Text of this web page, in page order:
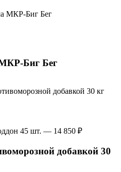
МКР-Биг Бег
45 шт. — 14 850 ₽
добавкой 30